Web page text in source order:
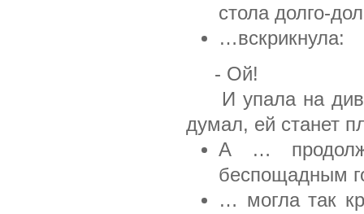
стола долго-
…вскрикнула:
- Ой!
И упала на
думал, ей станет
А …
беспощадным
… могла так